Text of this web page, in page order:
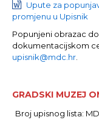
Upute za
promjenu u Upisnik
Popunjeni obrazac
dokumentacijskom
upisnik@mdc.hr
GRADSKI MUZEJ
Broj upisnog lista: